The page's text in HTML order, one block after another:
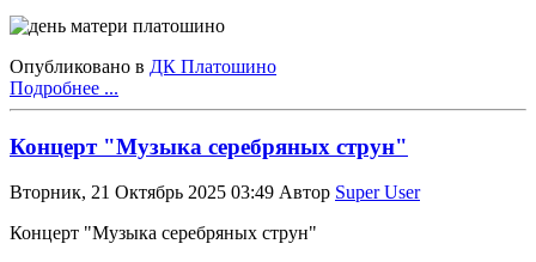
Опубликовано в ДК Платошино
Подробнее ...
Концерт "Музыка серебряных струн"
Вторник, 21 Октябрь 2025 03:49 Автор Super User
Концерт "Музыка серебряных струн"